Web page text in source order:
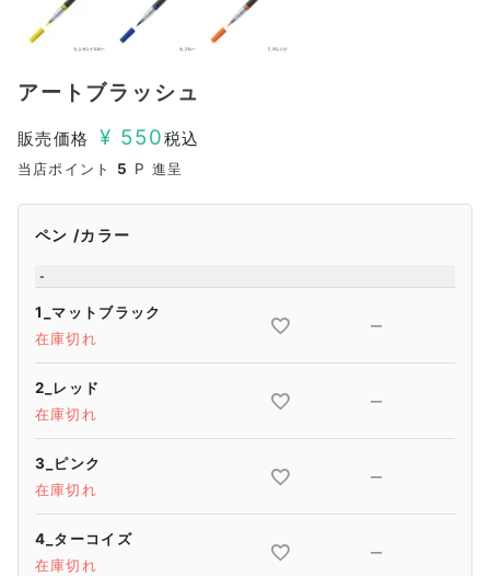
アートブラッシュ
販売価格 ¥ 550税込
当店ポイント 5 P 進呈
ペン カラー
-
1_マットブラック
在庫切れ
—
2_レッド
在庫切れ
—
3_ピンク
在庫切れ
—
4_ターコイズ
在庫切れ
—